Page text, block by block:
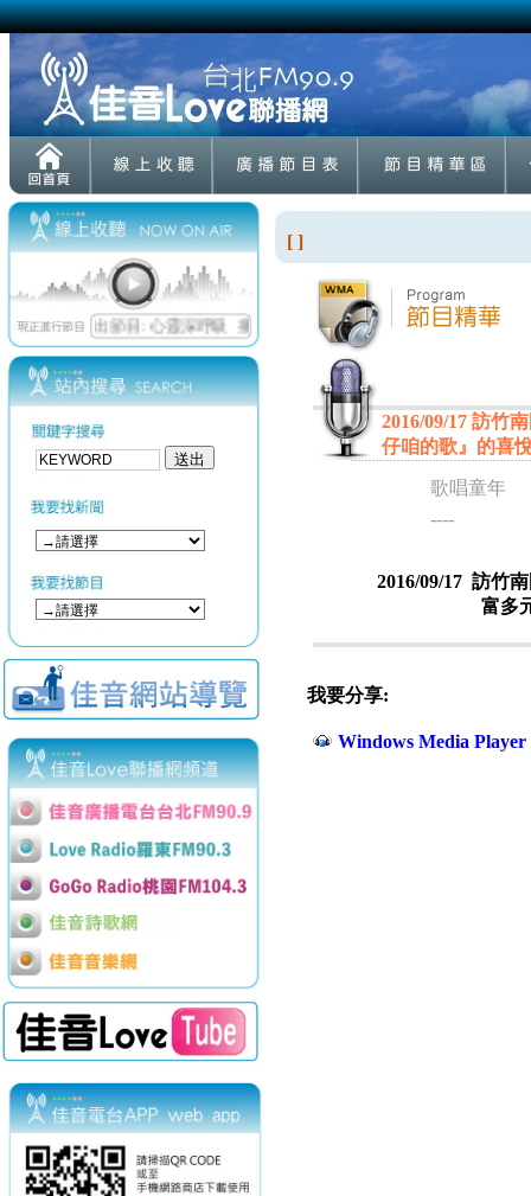
[ ]
2016/09/17 訪竹
仔咱的歌』的喜
歌唱童年
----
2016/09/17 訪竹
富多
我要分享:
Windows Media